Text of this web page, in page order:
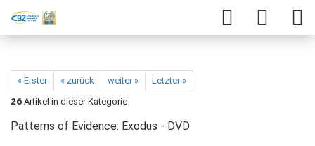
« Erster « zurück weiter »
Letzter »
26 Artikel in dieser Kategorie
Patterns of Evidence: Exodus - DVD